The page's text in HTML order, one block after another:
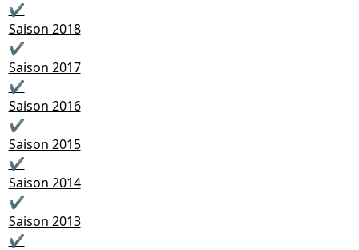
✔
Saison 2018
✔
Saison 2017
✔
Saison 2016
✔
Saison 2015
✔
Saison 2014
✔
Saison 2013
✔